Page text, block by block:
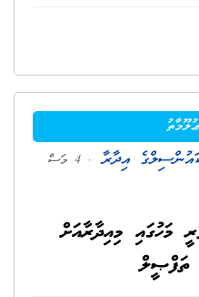
އިދާރާ
. 4 މަސް
މަހުގައި މިއިދާރާއަށް
ތަފްޞީލް